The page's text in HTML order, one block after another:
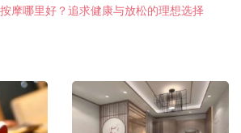
摩哪里好？追求健康与放松的理想选择